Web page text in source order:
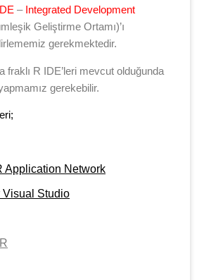
IDE – Integrated Development
Geliştirme Ortamı)’ı
gerekmektedir.
fraklı R IDE’leri mevcut olduğunda
gerekebilir.
Application Network
Visual Studio